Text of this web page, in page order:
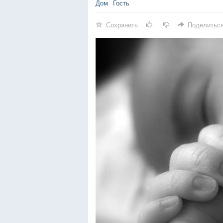
Дом Гость
Сохранить